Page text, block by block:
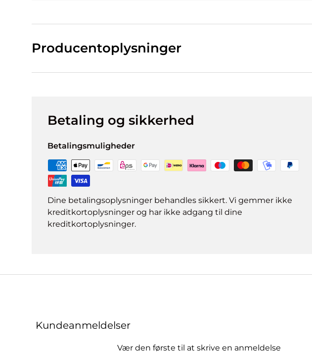
Producentoplysninger
Betaling og sikkerhed
Betalingsmuligheder
Dine betalingsoplysninger behandles sikkert. Vi gemmer ikke
kreditkortoplysninger og har ikke adgang til dine
kreditkortoplysninger.
Kundeanmeldelser
Vær den første til at skrive en anmeldelse